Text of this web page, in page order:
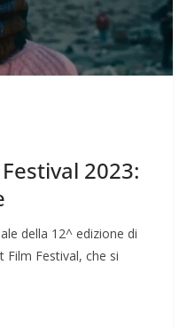
2023:
della 12^ edizione di
Film Festival, che si